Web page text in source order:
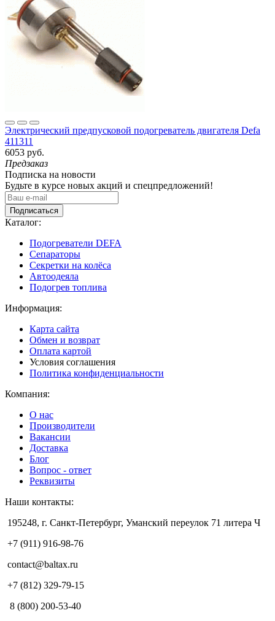
Электрический предпусковой подогреватель двигателя Defa
411311
6053 руб.
Предзаказ
Подписка на новости
Будьте в курсе новых акций и спецпредложений!
Подписаться
Каталог:
Подогреватели DEFA
Сепараторы
Секретки на колёса
Автоодеяла
Подогрев топлива
Информация:
Карта сайта
Обмен и возврат
Оплата картой
Условия соглашения
Политика конфиденциальности
Компания:
О нас
Производители
Вакансии
Доставка
Блог
Вопрос - ответ
Реквизиты
Наши контакты:
195248, г. Санкт-Петербург, Уманский переулок 71 литера Ч
+7 (911) 916-98-76
contact@baltax.ru
+7 (812) 329-79-15
8 (800) 200-53-40